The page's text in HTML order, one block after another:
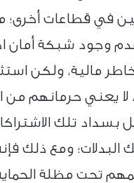
في قطاعات أخرى؛
وجود شبكة أمان
مالية، ولكن
لا يعني حرمانهم
بسداد تلك
البدلات؛ ومع ذلك
مظلة